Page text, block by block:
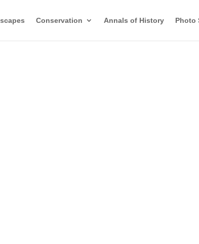
Conservation Annals of History Photo